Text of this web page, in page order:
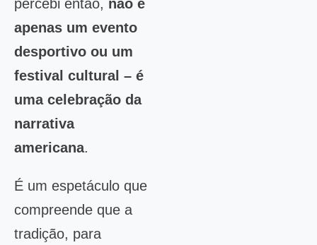
percebi então, não é
apenas um evento
desportivo ou um
festival cultural – é
uma celebração da
narrativa
americana.
É um espetáculo que
compreende que a
tradição, para